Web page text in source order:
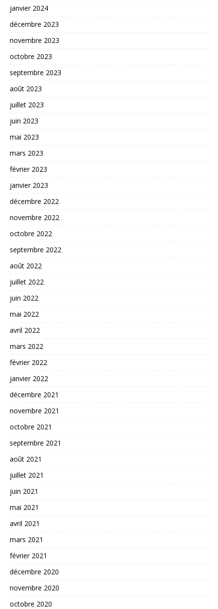
janvier 2024
décembre 2023
novembre 2023
octobre 2023
septembre 2023
août 2023
juillet 2023
juin 2023
mai 2023
mars 2023
février 2023
janvier 2023
décembre 2022
novembre 2022
octobre 2022
septembre 2022
août 2022
juillet 2022
juin 2022
mai 2022
avril 2022
mars 2022
février 2022
janvier 2022
décembre 2021
novembre 2021
octobre 2021
septembre 2021
août 2021
juillet 2021
juin 2021
mai 2021
avril 2021
mars 2021
février 2021
décembre 2020
novembre 2020
octobre 2020